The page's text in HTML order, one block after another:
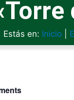
Estás en: Inicio|